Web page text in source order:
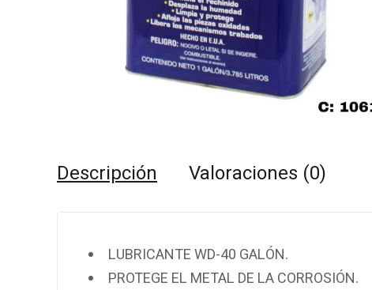
Descripción Valoraciones (0)
LUBRICANTE WD-40 GALÓN.
PROTEGE EL METAL DE LA CORROSIÓN.